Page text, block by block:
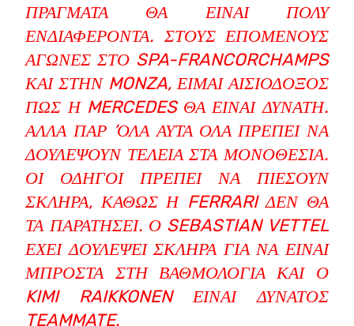
ΠΡΆΓΜΑΤΑ ΘΑ ΕΊΝΑΙ ΠΟΛΎ
ΕΝΔΙΑΦΈΡΟΝΤΑ. ΣΤΟΥΣ ΕΠΌΜΕΝΟΥΣ
ΑΓΏΝΕΣ ΣΤΟ SPA-FRANCORCHAMPS
ΚΑΙ ΣΤΗΝ MONZA, ΕΊΜΑΙ ΑΙΣΙΌΔΟΞΟΣ
ΠΩΣ Η MERCEDES ΘΑ ΕΊΝΑΙ ΔΥΝΑΤΉ.
ΑΛΛΆ ΠΑΡ ‘ΌΛΑ ΑΥΤΆ ΌΛΑ ΠΡΈΠΕΙ ΝΑ
ΔΟΥΛΈΨΟΥΝ ΤΈΛΕΙΑ ΣΤΑ ΜΟΝΟΘΈΣΙΑ.
ΟΙ ΟΔΗΓΟΊ ΠΡΈΠΕΙ ΝΑ ΠΙΈΣΟΥΝ
ΣΚΛΗΡΆ, ΚΑΘΏΣ Η FERRARI ΔΕΝ ΘΑ
ΤΑ ΠΑΡΑΤΉΣΕΙ. Ο SEBASTIAN VETTEL
ΈΧΕΙ ΔΟΥΛΈΨΕΙ ΣΚΛΗΡΆ ΓΙΑ ΝΑ ΕΊΝΑΙ
ΜΠΡΟΣΤΆ ΣΤΗ ΒΑΘΜΟΛΟΓΊΑ ΚΑΙ Ο
KIMI RAIKKONEN ΕΊΝΑΙ ΔΥΝΑΤΌΣ
TEAMMATE.